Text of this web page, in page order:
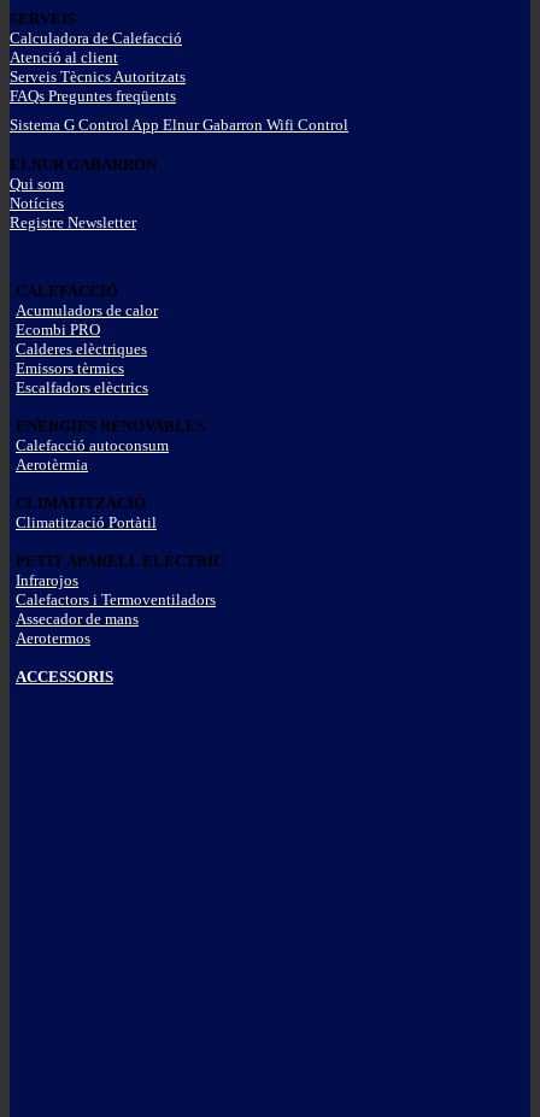
SERVEIS
Calculadora de Calefacció
Atenció al client
Serveis Tècnics Autoritzats
FAQs Preguntes freqüents
Sistema G Control App Elnur Gabarron Wifi Control
ELNUR GABARRON
Qui som
Notícies
Registre Newsletter
CALEFACCIÓ
Acumuladors de calor
Ecombi PRO
Calderes elèctriques
Emissors tèrmics
Escalfadors elèctrics
ENERGIES RENOVABLES
Calefacció autoconsum
Aerotèrmia
CLIMATITZACIÓ
Climatització Portàtil
PETIT APARELL ELÈCTRIC
Infrarojos
Calefactors i Termoventiladors
Assecador de mans
Aerotermos
ACCESSORIS